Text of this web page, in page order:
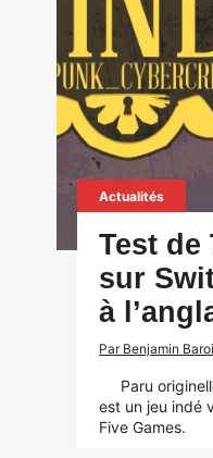
Actualités
Test de
sur
à
Par Benjamin
Paru
est un jeu indé
Five Games.